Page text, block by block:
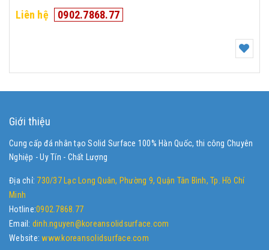
Liên hệ
0902.7868.77
Giới thiệu
Cung cấp đá nhân tạo Solid Surface 100% Hàn Quốc, thi công Chuyên
Nghiệp - Uy Tín - Chất Lượng
Địa chỉ: 730/37 Lạc Long Quân, Phường 9, Quận Tân Bình, Tp. Hồ Chí
Minh
Hotline:0902.7868.77
Email: dinh.nguyen@koreansolidsurface.com
Website:www.koreansolidsurface.com